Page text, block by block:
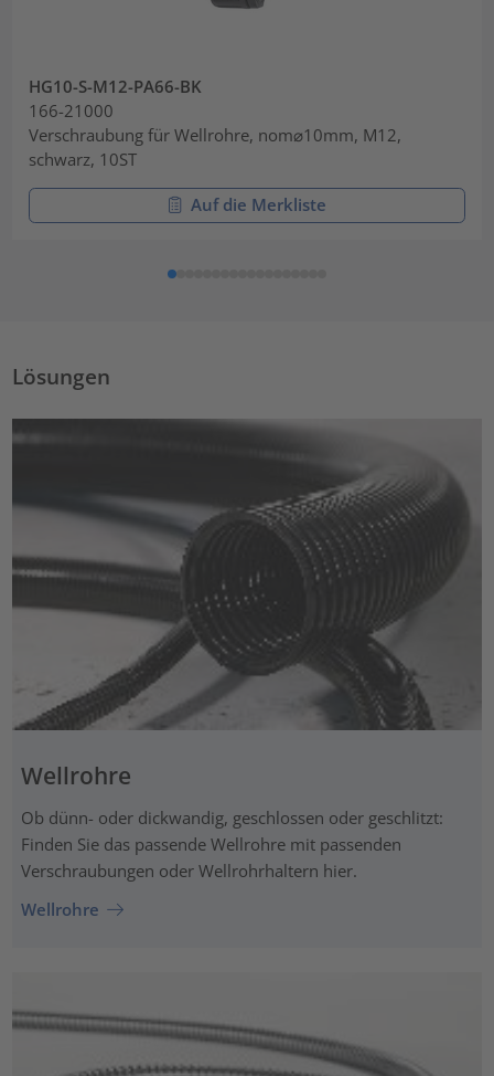
HG10-S-M12-PA66-BK
166-21000
Verschraubung für Wellrohre, nom⌀10mm, M12,
schwarz, 10ST
Auf die Merkliste
Lösungen
Wellrohre
Ob dünn- oder dickwandig, geschlossen oder geschlitzt:
Finden Sie das passende Wellrohre mit passenden
Verschraubungen oder Wellrohrhaltern hier.
Wellrohre